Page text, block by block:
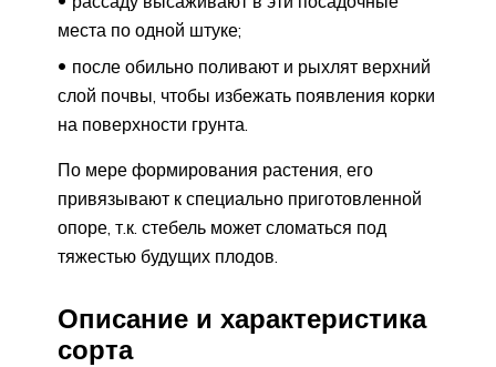
места по одной штуке;
после обильно поливают и рыхлят верхний
слой почвы, чтобы избежать появления корки
на поверхности грунта.
По мере формирования растения, его
привязывают к специально приготовленной
опоре, т.к. стебель может сломаться под
тяжестью будущих плодов.
Описание и характеристика
сорта